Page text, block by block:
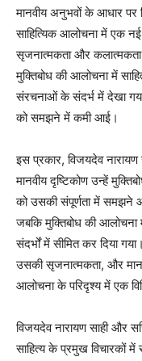
मानवीय अनुभवों के आधार पर
साहित्यिक आलोचना में एक
सृजनात्मकता और कलात्मकता
मुक्तिबोध की आलोचना में
संरचनाओं के संदर्भ में देखा
को समझने में कमी आई।
इस प्रकार, विजयदेव
मानवीय दृष्टिकोण उन्हें
को उसकी संपूर्णता में समझने
जबकि मुक्तिबोध की आलोचना
संदर्भों में सीमित कर दिया
उसकी सृजनात्मकता, और
आलोचना के परिदृश्य में एक
विजयदेव नारायण साही और
साहित्य के प्रमुख विचारकों